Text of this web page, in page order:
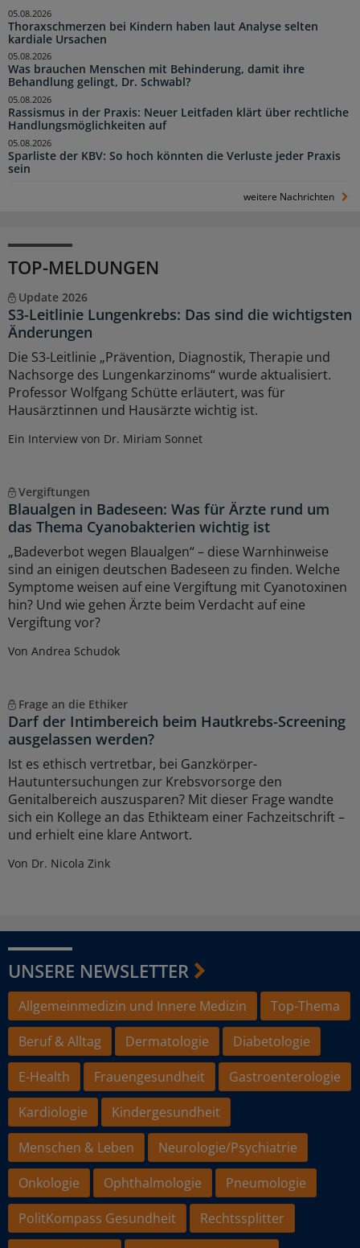
Thoraxschmerzen bei Kindern haben laut Analyse selten
kardiale Ursachen
05.08.2026
Was brauchen Menschen mit Behinderung, damit ihre
Behandlung gelingt, Dr. Schwabl?
05.08.2026
Rassismus in der Praxis: Neuer Leitfaden klärt über rechtliche
Handlungsmöglichkeiten auf
05.08.2026
Sparliste der KBV: So hoch könnten die Verluste jeder Praxis
sein
05.08.2026
weitere Nachrichten
TOP-MELDUNGEN
Update 2026
S3-Leitlinie Lungenkrebs: Das sind die wichtigsten
Änderungen
Die S3-Leitlinie „Prävention, Diagnostik, Therapie und
Nachsorge des Lungenkarzinoms“ wurde aktualisiert.
Professor Wolfgang Schütte erläutert, was für
Hausärztinnen und Hausärzte wichtig ist.
Ein Interview von Dr. Miriam Sonnet
Vergiftungen
Blaualgen in Badeseen: Was für Ärzte rund um
das Thema Cyanobakterien wichtig ist
„Badeverbot wegen Blaualgen“ – diese Warnhinweise
sind an einigen deutschen Badeseen zu finden. Welche
Symptome weisen auf eine Vergiftung mit Cyanotoxinen
hin? Und wie gehen Ärzte beim Verdacht auf eine
Vergiftung vor?
Von Andrea Schudok
Frage an die Ethiker
Darf der Intimbereich beim Hautkrebs-Screening
ausgelassen werden?
Ist es ethisch vertretbar, bei Ganzkörper-
Hautuntersuchungen zur Krebsvorsorge den
Genitalbereich auszusparen? Mit dieser Frage wandte
sich ein Kollege an das Ethikteam einer Fachzeitschrift –
und erhielt eine klare Antwort.
Von Dr. Nicola Zink
UNSERE NEWSLETTER
Allgemeinmedizin und Innere Medizin
Top-Thema
Beruf & Alltag
Dermatologie
Diabetologie
E-Health
Frauengesundheit
Gastroenterologie
Kardiologie
Kindergesundheit
Menschen & Leben
Neurologie/Psychiatrie
Onkologie
Ophthalmologie
Pneumologie
PolitKompass Gesundheit
Rechtssplitter